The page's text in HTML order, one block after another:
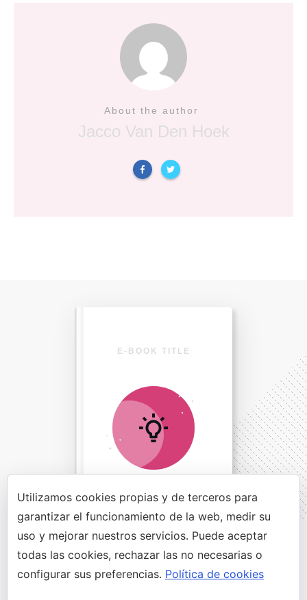
About the author
Jacco Van Den Hoek
Direct Your Visitors to a Clear
Action at the Bottom of the
E-BOOK TITLE
Utilizamos cookies propias y de terceros para
garantizar el funcionamiento de la web, medir su
uso y mejorar nuestros servicios. Puede aceptar
todas las cookies, rechazar las no necesarias o
configurar sus preferencias. Política de cookies